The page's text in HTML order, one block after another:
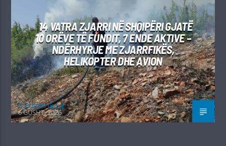
14 VATRA ZJARRI NË SHQIPËRI GJATË
10 ORËVE TË FUNDIT, 7 ENDE AKTIVE –
NDËRHYRJE ME ZJARRFIKËS,
HELIKOPTER DHE AVION
Kushtrim Guraj
6 GUSHT, 2026